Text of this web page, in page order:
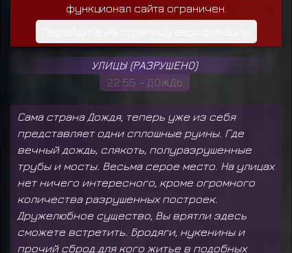
функционал сайта ограничен.
УЛИЦЫ (РАЗРУШЕНО)
22:55 - ДОЖДЬ
Сама страна Дождя, теперь уже из себя
представляет одни сплошные руины. Где
вечный дождь, слякоть, полуразрушенные
трубы и мосты. Весьма серое место. На улицах
нет ничего интересного, кроме огромного
количества разрушенных построек.
Дружелюбное существо, Вы врятли здесь
сможете встретить. Бродяги, нукенины и
прочий сброд для кого житье в подобных